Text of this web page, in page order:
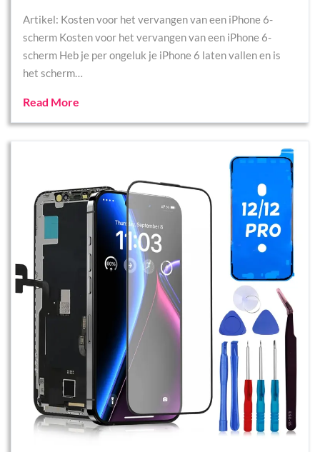
Artikel: Kosten voor het vervangen van een iPhone 6-
scherm Kosten voor het vervangen van een iPhone 6-
scherm Heb je per ongeluk je iPhone 6 laten vallen en is
het scherm…
Read More